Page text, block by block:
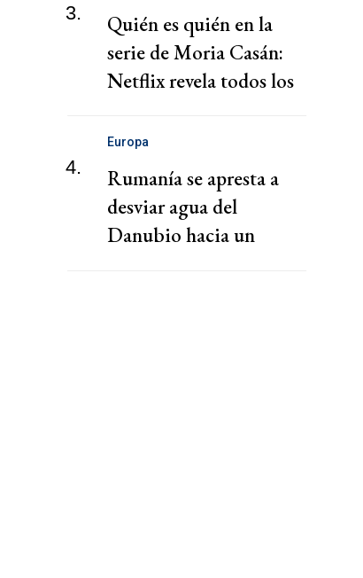
3.
Quién es quién en la
serie de Moria Casán:
Netflix revela todos los
4.
Europa
Rumanía se apresta a
desviar agua del
Danubio hacia un